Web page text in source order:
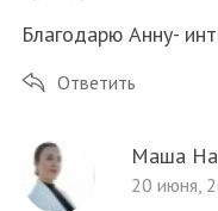
Благодарю Анну-
Ответить
Маша
20 июня,